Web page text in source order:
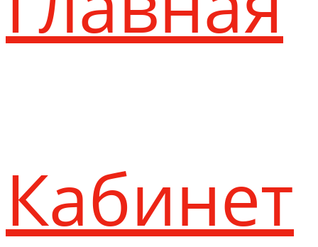
Кабинет